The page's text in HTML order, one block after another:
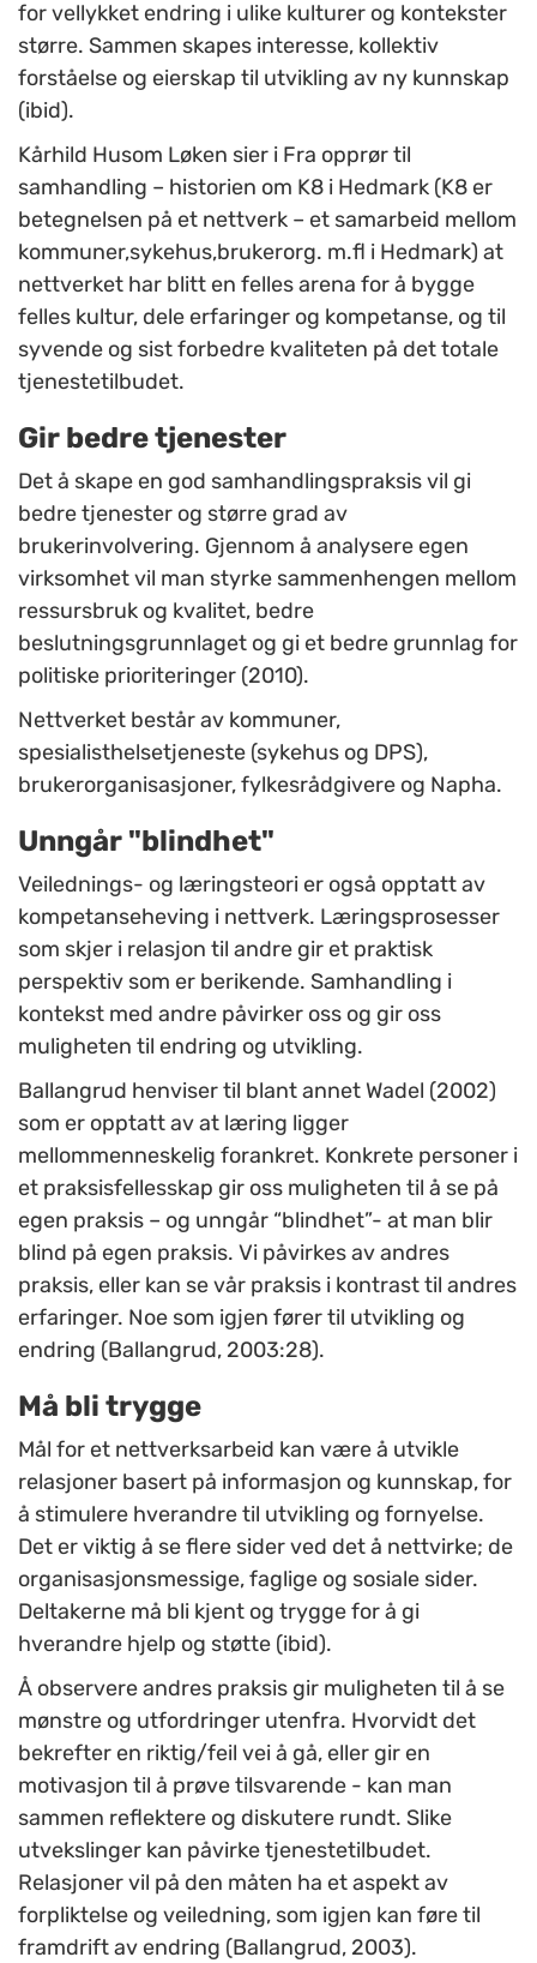
for vellykket endring i ulike kulturer og kontekster
større. Sammen skapes interesse, kollektiv
forståelse og eierskap til utvikling av ny kunnskap
(ibid).
Kårhild Husom Løken sier i Fra opprør til
samhandling – historien om K8 i Hedmark (K8 er
betegnelsen på et nettverk – et samarbeid mellom
kommuner,sykehus,brukerorg. m.fl i Hedmark) at
nettverket har blitt en felles arena for å bygge
felles kultur, dele erfaringer og kompetanse, og til
syvende og sist forbedre kvaliteten på det totale
tjenestetilbudet.
Gir bedre tjenester
Det å skape en god samhandlingspraksis vil gi
bedre tjenester og større grad av
brukerinvolvering. Gjennom å analysere egen
virksomhet vil man styrke sammenhengen mellom
ressursbruk og kvalitet, bedre
beslutningsgrunnlaget og gi et bedre grunnlag for
politiske prioriteringer (2010).
Nettverket består av kommuner,
spesialisthelsetjeneste (sykehus og DPS),
brukerorganisasjoner, fylkesrådgivere og Napha.
Unngår "blindhet"
Veilednings- og læringsteori er også opptatt av
kompetanseheving i nettverk. Læringsprosesser
som skjer i relasjon til andre gir et praktisk
perspektiv som er berikende. Samhandling i
kontekst med andre påvirker oss og gir oss
muligheten til endring og utvikling.
Ballangrud henviser til blant annet Wadel (2002)
som er opptatt av at læring ligger
mellommenneskelig forankret. Konkrete personer i
et praksisfellesskap gir oss muligheten til å se på
egen praksis – og unngår “blindhet”- at man blir
blind på egen praksis. Vi påvirkes av andres
praksis, eller kan se vår praksis i kontrast til andres
erfaringer. Noe som igjen fører til utvikling og
endring (Ballangrud, 2003:28).
Må bli trygge
Mål for et nettverksarbeid kan være å utvikle
relasjoner basert på informasjon og kunnskap, for
å stimulere hverandre til utvikling og fornyelse.
Det er viktig å se flere sider ved det å nettvirke; de
organisasjonsmessige, faglige og sosiale sider.
Deltakerne må bli kjent og trygge for å gi
hverandre hjelp og støtte (ibid).
Å observere andres praksis gir muligheten til å se
mønstre og utfordringer utenfra. Hvorvidt det
bekrefter en riktig/feil vei å gå, eller gir en
motivasjon til å prøve tilsvarende - kan man
sammen reflektere og diskutere rundt. Slike
utvekslinger kan påvirke tjenestetilbudet.
Relasjoner vil på den måten ha et aspekt av
forpliktelse og veiledning, som igjen kan føre til
framdrift av endring (Ballangrud, 2003).